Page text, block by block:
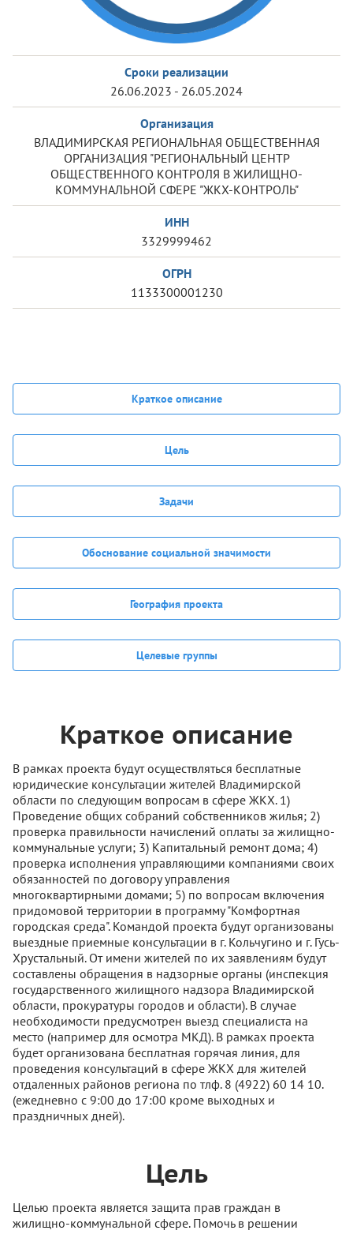
Сроки реализации
26.06.2023 - 26.05.2024
Организация
ВЛАДИМИРСКАЯ РЕГИОНАЛЬНАЯ ОБЩЕСТВЕННАЯ
ОРГАНИЗАЦИЯ "РЕГИОНАЛЬНЫЙ ЦЕНТР
ОБЩЕСТВЕННОГО КОНТРОЛЯ В ЖИЛИЩНО-
КОММУНАЛЬНОЙ СФЕРЕ "ЖКХ-КОНТРОЛЬ"
ИНН
3329999462
ОГРН
1133300001230
Краткое описание
Цель
Задачи
Обоснование социальной значимости
География проекта
Целевые группы
Краткое описание
В рамках проекта будут осуществляться бесплатные
юридические консультации жителей Владимирской
области по следующим вопросам в сфере ЖКХ. 1)
Проведение общих собраний собственников жилья; 2)
проверка правильности начислений оплаты за жилищно-
коммунальные услуги; 3) Капитальный ремонт дома; 4)
проверка исполнения управляющими компаниями своих
обязанностей по договору управления
многоквартирными домами; 5) по вопросам включения
придомовой территории в программу "Комфортная
городская среда". Командой проекта будут организованы
выездные приемные консультации в г. Кольчугино и г. Гусь-
Хрустальный. От имени жителей по их заявлениям будут
составлены обращения в надзорные органы (инспекция
государственного жилищного надзора Владимирской
области, прокуратуры городов и области). В случае
необходимости предусмотрен выезд специалиста на
место (например для осмотра МКД). В рамках проекта
будет организована бесплатная горячая линия, для
проведения консультаций в сфере ЖКХ для жителей
отдаленных районов региона по тлф. 8 (4922) 60 14 10.
(ежедневно с 9:00 до 17:00 кроме выходных и
праздничных дней).
Цель
Целью проекта является защита прав граждан в
жилищно-коммунальной сфере. Помочь в решении